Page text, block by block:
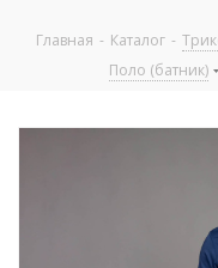
Главная - Каталог -
Поло (батник)